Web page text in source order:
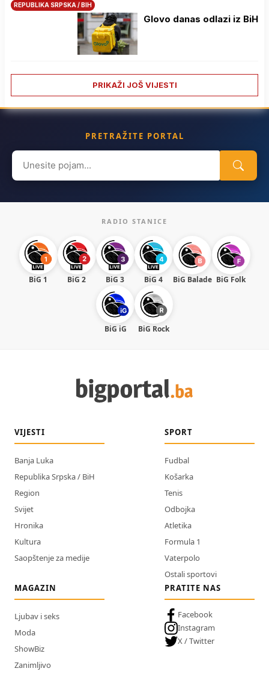
REPUBLIKA SRPSKA / BIH
Glovo danas odlazi iz BiH
PRIKAŽI JOŠ VIJESTI
PRETRAŽITE PORTAL
Search
for:
RADIO STANICE
BiG 1 BiG 2 BiG 3 BiG 4 BiG Balade BiG Folk
BiG iG BiG Rock
VIJESTI
Banja Luka
Republika Srpska / BiH
Region
Svijet
Hronika
Kultura
Saopštenje za medije
SPORT
Fudbal
Košarka
Tenis
Odbojka
Atletika
Formula 1
Vaterpolo
Ostali sportovi
MAGAZIN
Ljubav i seks
Moda
ShowBiz
Zanimljivo
PRATITE NAS
Facebook
Instagram
X / Twitter